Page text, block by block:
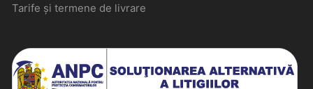
Tarife și termene de livrare